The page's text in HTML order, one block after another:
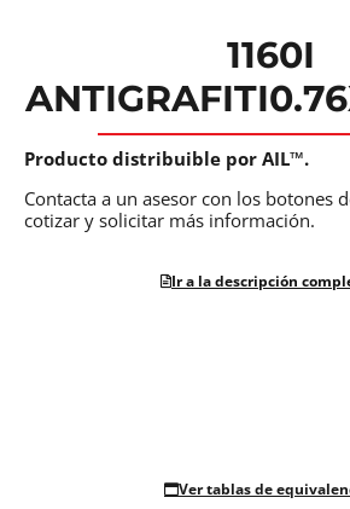
1160I
Producto distribuible por AIL™.
Contacta a un asesor con los botones
cotizar y solicitar más información.
Ir a la descripción
Ver tablas de